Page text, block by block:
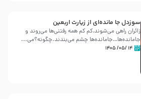
سوزدل جا مانده‌ای از زیارت اربعین
زائران راهی می‌شوند،کم‌ کم همه رفتنی‌ها می‌روند و
جامانده‌ها…جامانده‌ها چشم می‌بندند.چگونه؟می‌...
۱۴ /۰۵/ ۱۴۰۵